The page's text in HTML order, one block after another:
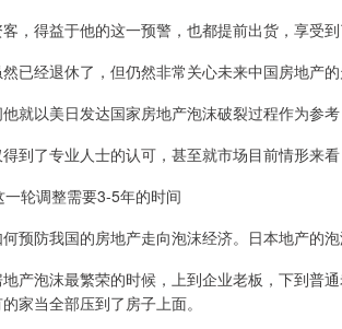
，得益于他的这一预警，也都提前出货，享受到
已经退休了，但仍然非常关心未来中国房地产的
就以美日发达国家房地产泡沫破裂过程作为参
到了专业人士的认可，甚至就市场目前情形来
轮调整需要3-5年的时间
预防我国的房地产走向泡沫经济。日本地产的
产泡沫最繁荣的时候，上到企业老板，下到普
家当全部压到了房子上面。